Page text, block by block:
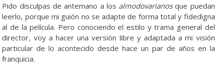
Pido disculpas de antemano a los almodovarianosque puedan
leerlo, porque mi guión no se adapte de forma total y fidedigna
al de la película. Pero conociendo el estilo y trama general del
director, voy a hacer una versión libre y adaptada a mi visión
particular de lo acontecido desde hace un par de años en la
franquicia.